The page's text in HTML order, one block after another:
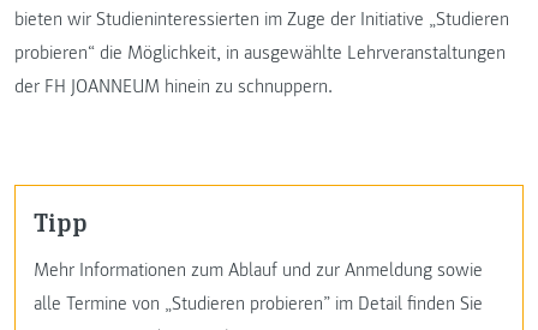
bieten wir Studieninteressierten im Zuge der Initiative „Studieren
probieren“ die Möglichkeit, in ausgewählte Lehrveranstaltungen
der FH JOANNEUM hinein zu schnuppern.
Tipp
Mehr Informationen zum Ablauf und zur Anmeldung sowie
alle Termine von „Studieren probieren” im Detail finden Sie